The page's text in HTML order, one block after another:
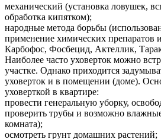
механический (установка ловушек,
обработка кипятком);
народные метода борьбы
применение химических препаратов
Карбофос, Фосбецид, Актеллик,
Наиболее часто уховерток можно
участке. Однако приходится
уховерток и в помещении (доме).
уховерткой в квартире:
провести генеральную уборку,
проверить трубы и возможно
комната);
осмотреть грунт домашних растений;